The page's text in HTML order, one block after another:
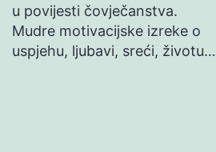
u povijesti čovječanstva.
Mudre motivacijske izreke o
uspjehu, ljubavi, sreći, životu…